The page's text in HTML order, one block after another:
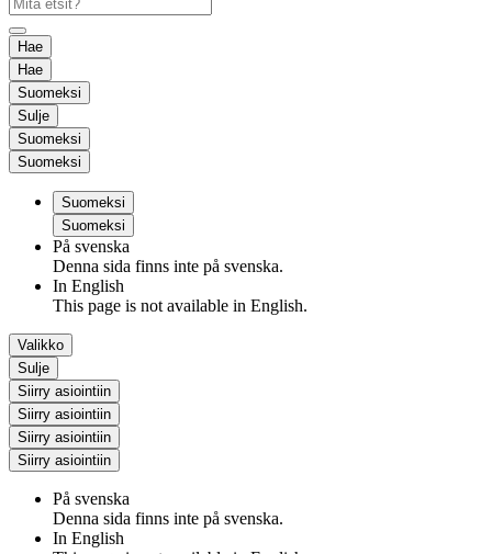
Hae
Hae
Suomeksi
Sulje
Suomeksi
Suomeksi
Suomeksi
Suomeksi
På svenska
Denna sida finns inte på svenska.
In English
This page is not available in English.
Valikko
Sulje
Siirry asiointiin
Siirry asiointiin
Siirry asiointiin
Siirry asiointiin
På svenska
Denna sida finns inte på svenska.
In English